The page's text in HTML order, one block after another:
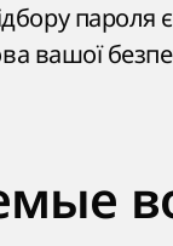
пароля
вашої